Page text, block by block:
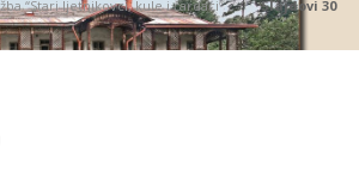
“Stari ljetnikovci, kule i čardaci” Slajdovi 30